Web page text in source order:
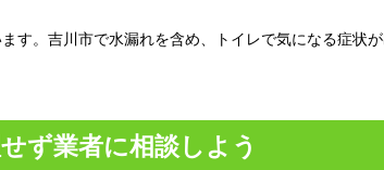
す。吉川市で水漏れを含め、トイレで気になる症状
ず業者に相談しよう